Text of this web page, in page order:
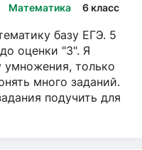
Математика 6 класс
базу ЕГЭ. 5
оценки "3". Я
умножения, только
много заданий.
подучить для